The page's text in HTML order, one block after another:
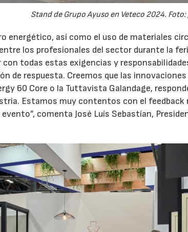
Stand de Grupo Ayuso en Veteco 2024. Foto:
energético, así como el uso de materiales
los profesionales del sector durante la
con todas estas exigencias y
de respuesta. Creemos que las
60 Core o la Tuttavista Galandage,
Estamos muy contentos con el feedback
comenta José Luís Sebastían,